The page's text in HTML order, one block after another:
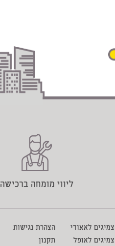
ליווי מומחה ברכישה
צמיגים לאאודי
צמיגים לאופל
הצהרת נגישות
תקנון